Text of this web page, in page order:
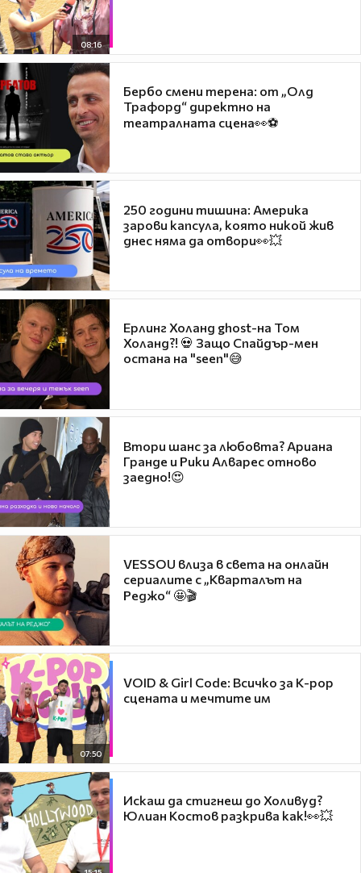
08:16
Бербо смени терена: от „Олд
Трафорд“ директно на
театралната сцена👀⚽
250 години тишина: Америка
зарови капсула, която никой жив
днес няма да отвори👀💥
Ерлинг Холанд ghost-на Том
Холанд?! 💀 Защо Спайдър-мен
остана на "seen"😅
Втори шанс за любовта? Ариана
Гранде и Рики Алварес отново
заедно!😍
VESSOU влиза в света на онлайн
сериалите с „Кварталът на
Реджо“ 🤩🎬
07:50
VOID & Girl Code: Всичко за K-pop
сцената и мечтите им
Искаш да стигнеш до Холивуд?
Юлиан Костов разкрива как!👀💥